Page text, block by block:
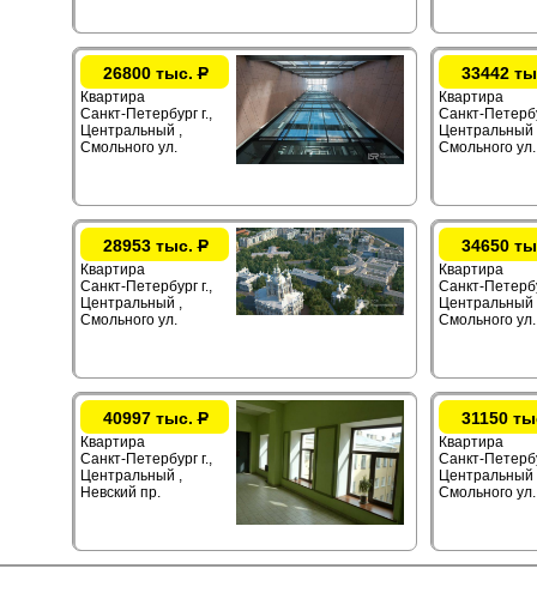
26800 тыс.Р
Квартира
Санкт-Петербург г.,
Центральный ,
Смольного ул.
33442
Квартира
Санкт-
Центральный
Смольного ул.
28953 тыс.Р
Квартира
Санкт-Петербург г.,
Центральный ,
Смольного ул.
34650
Квартира
Санкт-
Центральный
Смольного ул.
40997 тыс.Р
Квартира
Санкт-Петербург г.,
Центральный ,
Невский пр.
31150
Квартира
Санкт-
Центральный
Смольного ул.